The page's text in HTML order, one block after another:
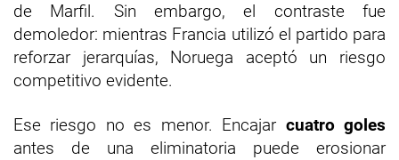
de Marfil. Sin embargo, el contraste fue
demoledor: mientras Francia utilizó el partido para
reforzar jerarquías, Noruega aceptó un riesgo
competitivo evidente.
Ese riesgo no es menor. Encajar cuatro goles
antes de una eliminatoria puede erosionar